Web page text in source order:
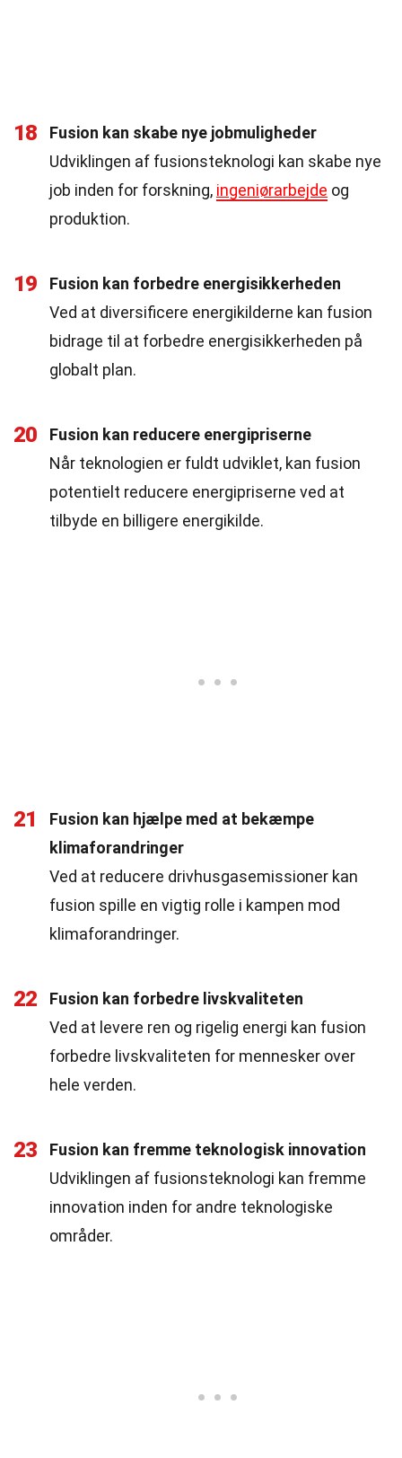
18
Fusion kan skabe nye jobmuligheder
Udviklingen af fusionsteknologi kan skabe nye
job inden for forskning, ingeniørarbejde og
produktion.
19
Fusion kan forbedre energisikkerheden
Ved at diversificere energikilderne kan fusion
bidrage til at forbedre energisikkerheden på
globalt plan.
20
Fusion kan reducere energipriserne
Når teknologien er fuldt udviklet, kan fusion
potentielt reducere energipriserne ved at
tilbyde en billigere energikilde.
21
Fusion kan hjælpe med at bekæmpe
klimaforandringer
Ved at reducere drivhusgasemissioner kan
fusion spille en vigtig rolle i kampen mod
klimaforandringer.
22
Fusion kan forbedre livskvaliteten
Ved at levere ren og rigelig energi kan fusion
forbedre livskvaliteten for mennesker over
hele verden.
23
Fusion kan fremme teknologisk innovation
Udviklingen af fusionsteknologi kan fremme
innovation inden for andre teknologiske
områder.